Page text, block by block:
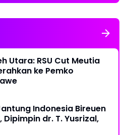
Utara: RSU Cut Meutia
ke Pemko
Indonesia Bireuen
Dipimpin dr. T. Yusrizal,